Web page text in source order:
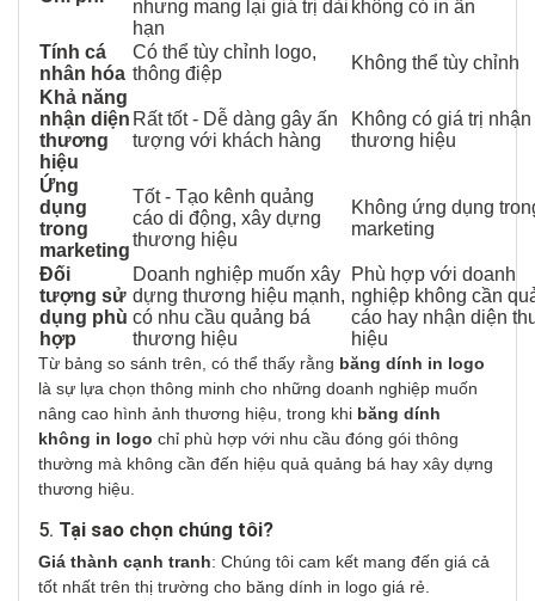
nhưng mang lại giá trị dài
hạn
không có in ấn
Tính cá
nhân hóa
Có thể tùy chỉnh logo,
thông điệp
Không thể tùy chỉnh
Khả năng
nhận diện
thương
hiệu
Rất tốt - Dễ dàng gây ấn
tượng với khách hàng
Không có giá trị
thương hiệu
Ứng
dụng
trong
marketing
Tốt - Tạo kênh quảng
cáo di động, xây dựng
thương hiệu
Không ứng dụng
marketing
Đối
tượng sử
dụng phù
hợp
Doanh nghiệp muốn xây
dựng thương hiệu mạnh,
có nhu cầu quảng bá
thương hiệu
Phù hợp với doanh
nghiệp không cần
cáo hay nhận diện
hiệu
Từ bảng so sánh trên, có thể thấy rằng băng dính in logo
là sự lựa chọn thông minh cho những doanh nghiệp muốn
nâng cao hình ảnh thương hiệu, trong khi băng dính
không in logo chỉ phù hợp với nhu cầu đóng gói thông
thường mà không cần đến hiệu quả quảng bá hay xây dựng
thương hiệu.
5. Tại sao chọn chúng tôi?
Giá thành cạnh tranh: Chúng tôi cam kết mang đến giá cả
tốt nhất trên thị trường cho băng dính in logo giá rẻ.